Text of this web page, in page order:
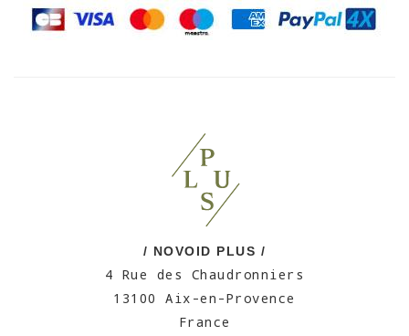
/ NOVOID PLUS /
4 Rue des Chaudronniers
13100 Aix-en-Provence
France